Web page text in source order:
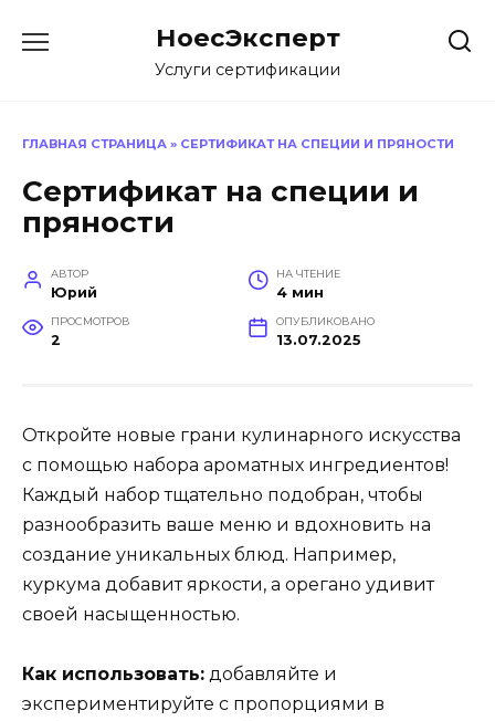
НоесЭксперт
Услуги сертификации
ГЛАВНАЯ СТРАНИЦА » СЕРТИФИКАТ НА СПЕЦИИ И ПРЯНОСТИ
Сертификат на специи и
пряности
АВТОР
Юрий
НА ЧТЕНИЕ
4 мин
ПРОСМОТРОВ
2
ОПУБЛИКОВАНО
13.07.2025
Откройте новые грани кулинарного искусства
с помощью набора ароматных ингредиентов!
Каждый набор тщательно подобран, чтобы
разнообразить ваше меню и вдохновить на
создание уникальных блюд. Например,
куркума добавит яркости, а орегано удивит
своей насыщенностью.
Как использовать: добавляйте и
экспериментируйте с пропорциями в